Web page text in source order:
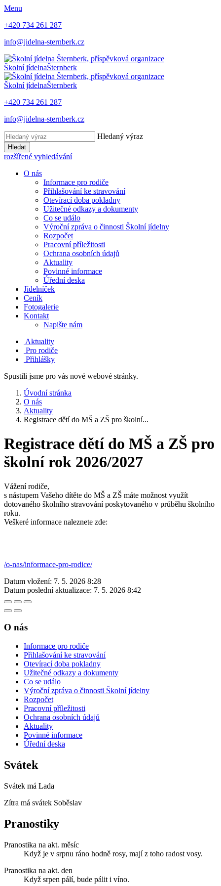
Menu
+420 734 261 287
info@jidelna-sternberk.cz
Školní jídelnaŠternberk
Školní jídelnaŠternberk
+420 734 261 287
info@jidelna-sternberk.cz
Hledaný výraz
Hledat
rozšířené vyhledávání
O nás
Informace pro rodiče
Přihlašování ke stravování
Otevírací doba pokladny
Užitečné odkazy a dokumenty
Co se událo
Výroční zpráva o činnosti Školní jídelny
Rozpočet
Pracovní příležitosti
Ochrana osobních údajů
Aktuality
Povinné informace
Úřední deska
Jídelníček
Ceník
Fotogalerie
Kontakt
Napište nám
Aktuality
Pro rodiče
Přihlášky
Spustili jsme pro vás nové webové stránky.
Úvodní stránka
O nás
Aktuality
Registrace dětí do MŠ a ZŠ pro školní...
Registrace dětí do MŠ a ZŠ pro
školní rok 2026/2027
Vážení rodiče,
s nástupem Vašeho dítěte do MŠ a ZŠ máte možnost využít
dotovaného školního stravování poskytovaného v průběhu školního
roku.
Veškeré informace naleznete zde:
/o-nas/informace-pro-rodice/
Datum vložení: 7. 5. 2026 8:28
Datum poslední aktualizace: 7. 5. 2026 8:42
O nás
Informace pro rodiče
Přihlašování ke stravování
Otevírací doba pokladny
Užitečné odkazy a dokumenty
Co se událo
Výroční zpráva o činnosti Školní jídelny
Rozpočet
Pracovní příležitosti
Ochrana osobních údajů
Aktuality
Povinné informace
Úřední deska
Svátek
Svátek má Lada
Zítra má svátek Soběslav
Pranostiky
Pranostika na akt. měsíc
Když je v srpnu ráno hodně rosy, mají z toho radost vosy.
Pranostika na akt. den
Když srpen pálí, bude pálit i víno.